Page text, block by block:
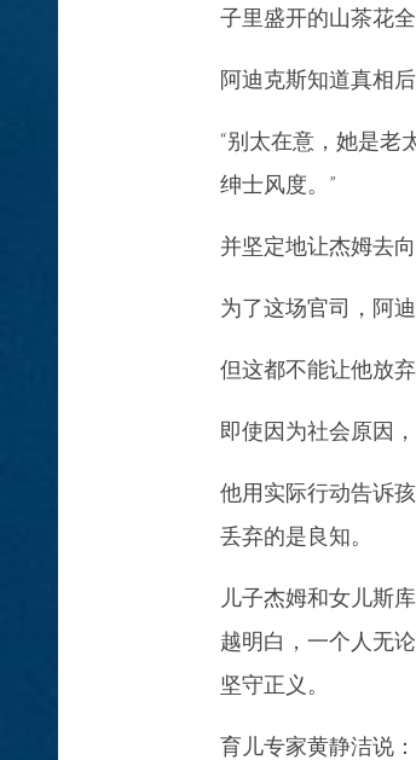
子里盛开的山茶花全
阿迪克斯知道真相
“别太在意，她是老
绅士风度。”
并坚定地让杰姆去
为了这场官司，阿
但这都不能让他放
即使因为社会原因
他用实际行动告诉
丢弃的是良知。
儿子杰姆和女儿斯
越明白，一个人无
坚守正义。
育儿专家黄静洁说